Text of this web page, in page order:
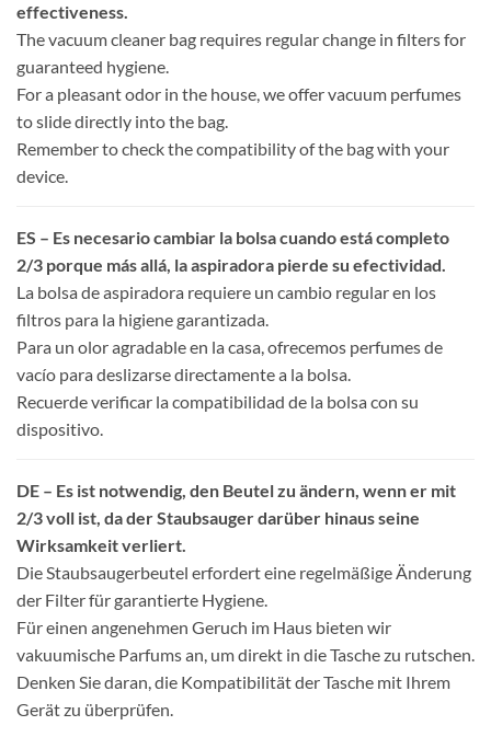
effectiveness.
The vacuum cleaner bag requires regular change in filters for
guaranteed hygiene.
For a pleasant odor in the house, we offer vacuum perfumes
to slide directly into the bag.
Remember to check the compatibility of the bag with your
device.
ES – Es necesario cambiar la bolsa cuando está completo
2/3 porque más allá, la aspiradora pierde su efectividad.
La bolsa de aspiradora requiere un cambio regular en los
filtros para la higiene garantizada.
Para un olor agradable en la casa, ofrecemos perfumes de
vacío para deslizarse directamente a la bolsa.
Recuerde verificar la compatibilidad de la bolsa con su
dispositivo.
DE – Es ist notwendig, den Beutel zu ändern, wenn er mit
2/3 voll ist, da der Staubsauger darüber hinaus seine
Wirksamkeit verliert.
Die Staubsaugerbeutel erfordert eine regelmäßige Änderung
der Filter für garantierte Hygiene.
Für einen angenehmen Geruch im Haus bieten wir
vakuumische Parfums an, um direkt in die Tasche zu rutschen.
Denken Sie daran, die Kompatibilität der Tasche mit Ihrem
Gerät zu überprüfen.